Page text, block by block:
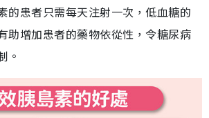
的患者只需每天注射一次，低血糖的
助增加患者的藥物依從性，令糖尿病
。